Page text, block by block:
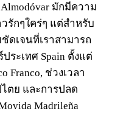
มักมีความ
รักๆใคร่ๆ แต่สำหรับ
ชัดเจนที่เราสามารถ
ระเทศ Spain ตั้งแต่
Franco, ช่วงเวลา
ตย และการปลด
Madrileña